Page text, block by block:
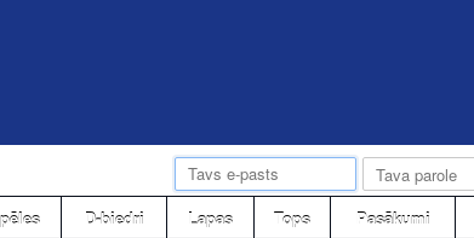
D-biedri Lapas Tops Pasākumi